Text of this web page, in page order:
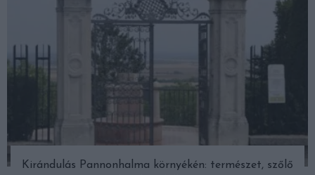
Kirándulás Pannonhalma környékén: természet, szőlő